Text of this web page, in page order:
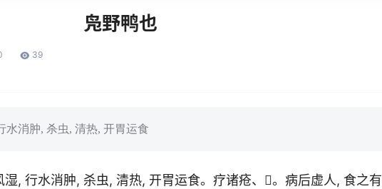
凫野鸭也
39
消肿, 杀虫, 清热, 开胃运食
, 行水消肿, 杀虫, 清热, 开胃运食。疗诸疮、􎘼。病后虚人, 食之有